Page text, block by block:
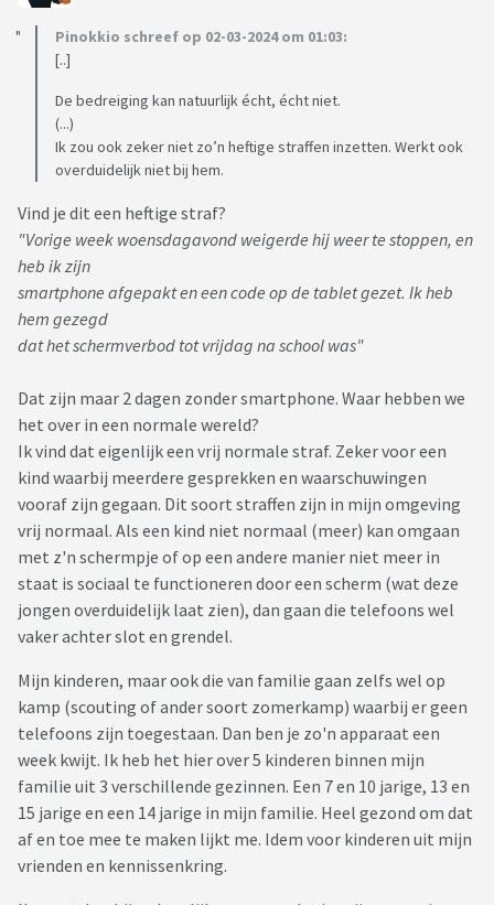
Pinokkio schreef op 02-03-2024 om 01:03:
[..]
De bedreiging kan natuurlijk écht, écht niet.
(...)
Ik zou ook zeker niet zo’n heftige straffen inzetten. Werkt ook
overduidelijk niet bij hem.
Vind je dit een heftige straf?
"Vorige week woensdagavond weigerde hij weer te stoppen, en
heb ik zijn
smartphone afgepakt en een code op de tablet gezet. Ik heb
hem gezegd
dat het schermverbod tot vrijdag na school was"
Dat zijn maar 2 dagen zonder smartphone. Waar hebben we
het over in een normale wereld?
Ik vind dat eigenlijk een vrij normale straf. Zeker voor een
kind waarbij meerdere gesprekken en waarschuwingen
vooraf zijn gegaan. Dit soort straffen zijn in mijn omgeving
vrij normaal. Als een kind niet normaal (meer) kan omgaan
met z'n schermpje of op een andere manier niet meer in
staat is sociaal te functioneren door een scherm (wat deze
jongen overduidelijk laat zien), dan gaan die telefoons wel
vaker achter slot en grendel.
Mijn kinderen, maar ook die van familie gaan zelfs wel op
kamp (scouting of ander soort zomerkamp) waarbij er geen
telefoons zijn toegestaan. Dan ben je zo'n apparaat een
week kwijt. Ik heb het hier over 5 kinderen binnen mijn
familie uit 3 verschillende gezinnen. Een 7 en 10 jarige, 13 en
15 jarige en een 14 jarige in mijn familie. Heel gezond om dat
af en toe mee te maken lijkt me. Idem voor kinderen uit mijn
vrienden en kennissenkring.